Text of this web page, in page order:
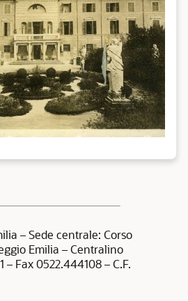
– Sede centrale: Corso
Emilia – Centralino
Fax 0522.444108 – C.F.